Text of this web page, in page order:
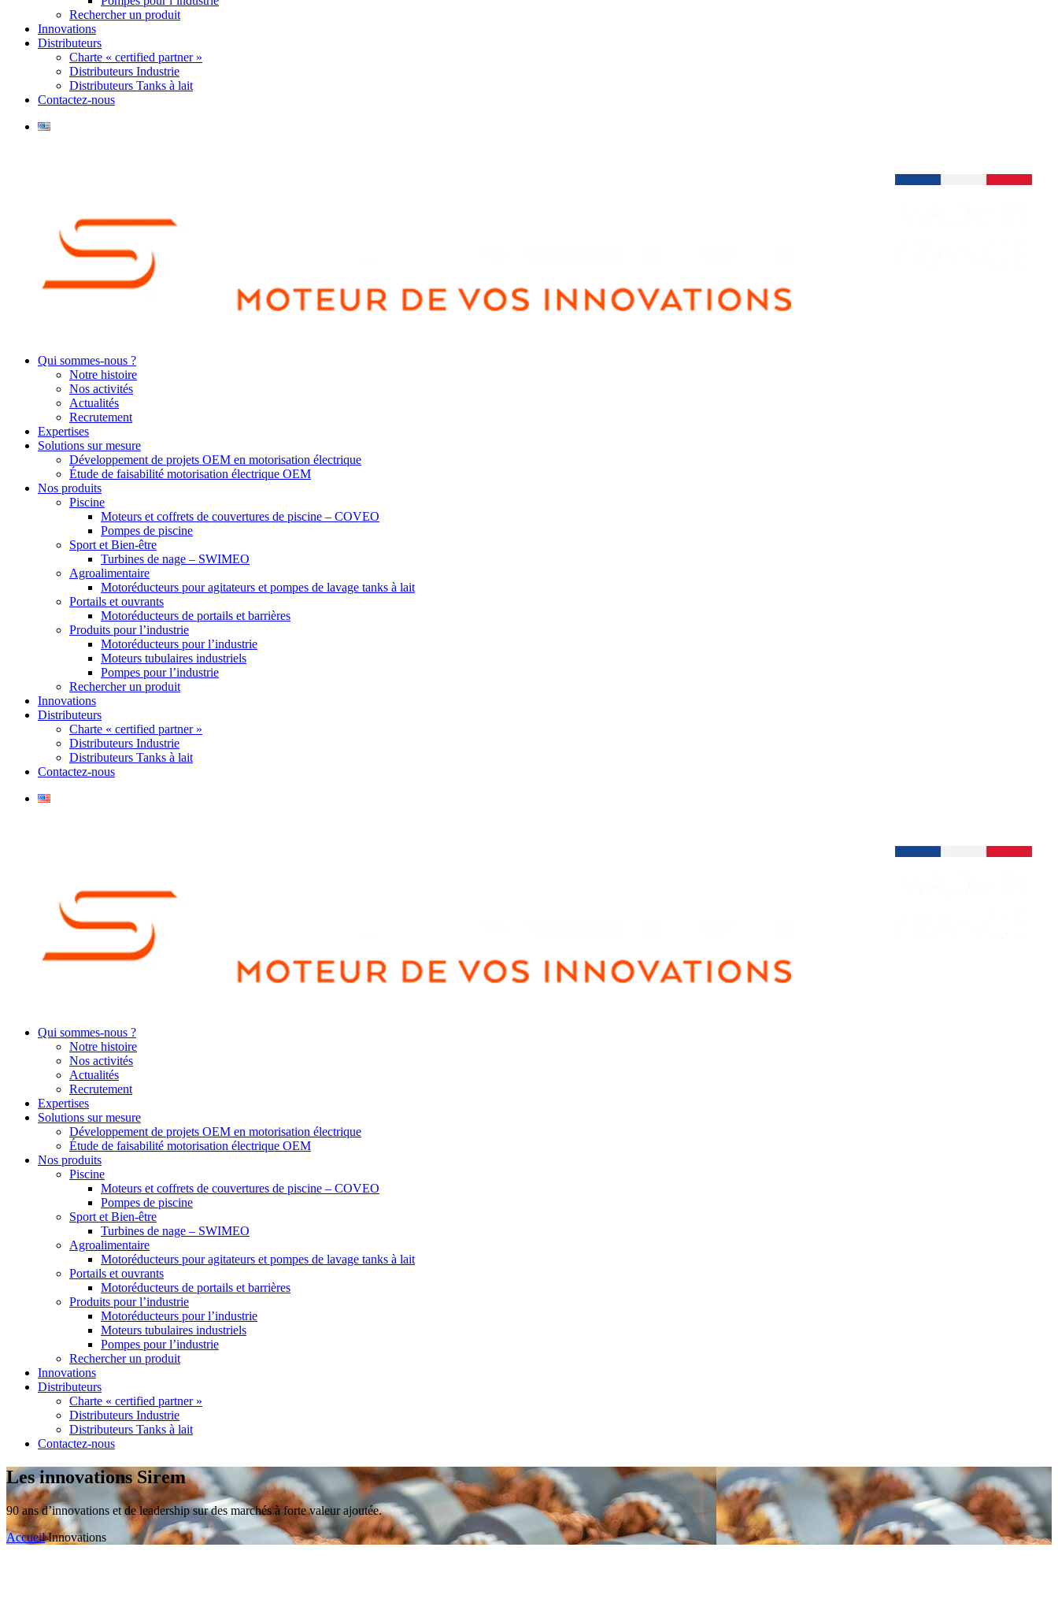
Rechercher un produit
Innovations
Distributeurs
Charte « certified partner »
Distributeurs Industrie
Distributeurs Tanks à lait
Contactez-nous
Qui sommes-nous ?
Notre histoire
Nos activités
Actualités
Recrutement
Expertises
Solutions sur mesure
Développement de projets OEM en motorisation électrique
Étude de faisabilité motorisation électrique OEM
Nos produits
Piscine
Moteurs et coffrets de couvertures de piscine – COVEO
Pompes de piscine
Sport et Bien-être
Turbines de nage – SWIMEO
Agroalimentaire
Motoréducteurs pour agitateurs et pompes de lavage tanks à lait
Portails et ouvrants
Motoréducteurs de portails et barrières
Produits pour l’industrie
Motoréducteurs pour l’industrie
Moteurs tubulaires industriels
Pompes pour l’industrie
Rechercher un produit
Innovations
Distributeurs
Charte « certified partner »
Distributeurs Industrie
Distributeurs Tanks à lait
Contactez-nous
Qui sommes-nous ?
Notre histoire
Nos activités
Actualités
Recrutement
Expertises
Solutions sur mesure
Développement de projets OEM en motorisation électrique
Étude de faisabilité motorisation électrique OEM
Nos produits
Piscine
Moteurs et coffrets de couvertures de piscine – COVEO
Pompes de piscine
Sport et Bien-être
Turbines de nage – SWIMEO
Agroalimentaire
Motoréducteurs pour agitateurs et pompes de lavage tanks à lait
Portails et ouvrants
Motoréducteurs de portails et barrières
Produits pour l’industrie
Motoréducteurs pour l’industrie
Moteurs tubulaires industriels
Pompes pour l’industrie
Rechercher un produit
Innovations
Distributeurs
Charte « certified partner »
Distributeurs Industrie
Distributeurs Tanks à lait
Contactez-nous
Les innovations Sirem
90 ans d’innovations et de leadership sur des marchés à forte valeur ajoutée.
Accueil Innovations